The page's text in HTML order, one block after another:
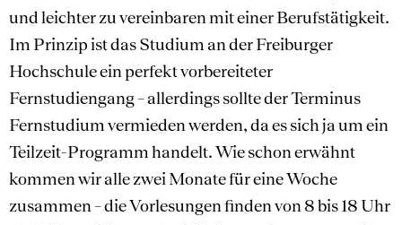
und leichter zu vereinbaren mit einer Berufstätigkeit.
Im Prinzip ist das Studium an der Freiburger
Hochschule ein perfekt vorbereiteter
Fernstudiengang – allerdings sollte der Terminus
Fernstudium vermieden werden, da es sich ja um ein
Teilzeit-Programm handelt. Wie schon erwähnt
kommen wir alle zwei Monate für eine Woche
zusammen – die Vorlesungen finden von 8 bis 18 Uhr